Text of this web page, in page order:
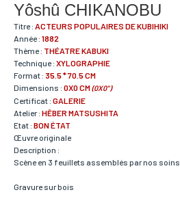
Yôshû CHIKANOBU
Titre : ACTEURS POPULAIRES DE KUBIHIKI
Année : 1882
Thème : THÉATRE KABUKI
Technique : XYLOGRAPHIE
Format : 35.5 * 70.5 CM
Dimensions : 0X0 CM(0X0")
Certificat : GALERIE
Atelier : HÊBER MATSUSHITA
Etat : BON ÉTAT
Œuvre originale
Description :
Scène en 3 feuillets assemblés par nos soins
Gravure sur bois